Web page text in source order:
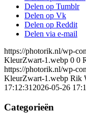
Delen op Tumblr
Delen op Vk
Delen op Reddit
Delen via e-mail
https://photorik.nl/wp-
KleurZwart-1.webp 0 0
https://photorik.nl/wp-
KleurZwart-1.webp Rik
17:12:31 2026-05-26
Categorieën